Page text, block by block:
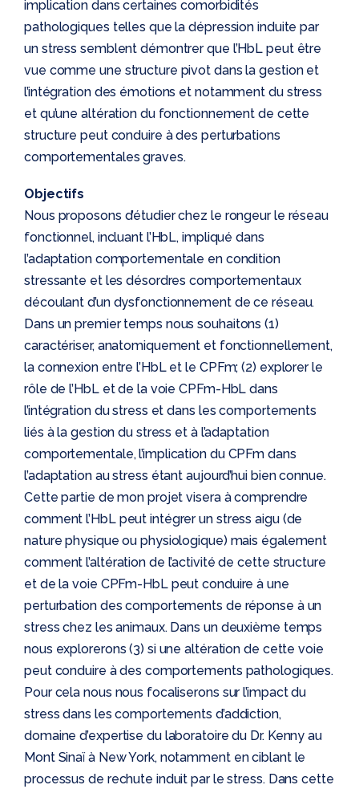
implication dans certaines comorbidités
pathologiques telles que la dépression induite par
un stress semblent démontrer que l’HbL peut être
vue comme une structure pivot dans la gestion et
l’intégration des émotions et notamment du stress
et qu’une altération du fonctionnement de cette
structure peut conduire à des perturbations
comportementales graves.
Objectifs
Nous proposons d’étudier chez le rongeur le réseau
fonctionnel, incluant l’HbL, impliqué dans
l’adaptation comportementale en condition
stressante et les désordres comportementaux
découlant d’un dysfonctionnement de ce réseau.
Dans un premier temps nous souhaitons (1)
caractériser, anatomiquement et fonctionnellement,
la connexion entre l’HbL et le CPFm; (2) explorer le
rôle de l’HbL et de la voie CPFm-HbL dans
l’intégration du stress et dans les comportements
liés à la gestion du stress et à l’adaptation
comportementale, l’implication du CPFm dans
l’adaptation au stress étant aujourd’hui bien connue.
Cette partie de mon projet visera à comprendre
comment l’HbL peut intégrer un stress aigu (de
nature physique ou physiologique) mais également
comment l’altération de l’activité de cette structure
et de la voie CPFm-HbL peut conduire à une
perturbation des comportements de réponse à un
stress chez les animaux. Dans un deuxième temps
nous explorerons (3) si une altération de cette voie
peut conduire à des comportements pathologiques.
Pour cela nous nous focaliserons sur l’impact du
stress dans les comportements d’addiction,
domaine d’expertise du laboratoire du Dr. Kenny au
Mont Sinaï à New York, notamment en ciblant le
processus de rechute induit par le stress. Dans cette